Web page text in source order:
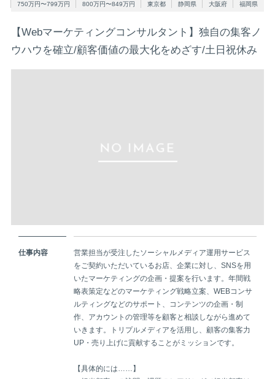
750万円〜799万円 800万円〜849万円 東京都 静岡県 大阪府 福岡県
【Webマーケティングコンサルタント】独自の集客ノ
ウハウを確立/顧客価値の最大化をめざす/土日祝休み
仕事内容
営業担当が受注したソーシャルメディア運用サービス
をご契約いただいているお店、企業に対し、SNSを用
いたマーケティングの企画・提案を行います。年間戦
略表策定などのマーケティング戦略立案、WEBコンサ
ルティングなどのサポート、コンテンツの企画・制
作、アカウントの管理等を顧客と相談しながら進めて
いきます。トリプルメディアを活用し、顧客の集客力
UP・売り上げに貢献することがミッションです。
【具体的には……】